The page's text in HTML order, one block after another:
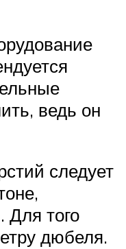
ведь он
следует
Для того
дюбеля.